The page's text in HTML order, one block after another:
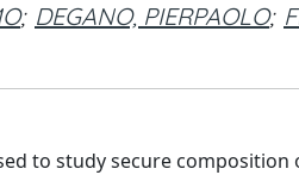
; DEGANO, PIERPAOLO;
to study secure